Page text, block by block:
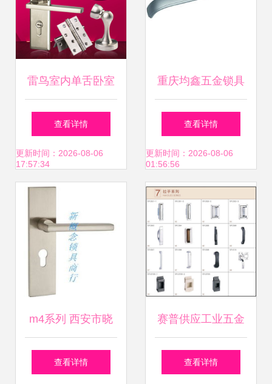
雷鸟室内单舌卧室
房门锁质量评测 欧
式实木门执手锁的
性价比之选
查看详情
更新时间：2026-08-06
17:57:34
重庆均鑫五金锁具
批发部 一把锁开启
的品质与信赖
查看详情
更新时间：2026-08-06
01:56:56
m4系列 西安市晓
峰锁具五金商行
查看详情
赛普供应工业五金
锁具MS702 配电箱
查看详情